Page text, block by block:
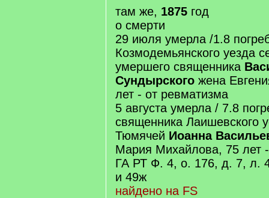
там же, 1875 год
о смерти
29 июля умерла /1.8
Козмодемьянского уезда
умершего священника
Сундырского жена
лет - от ревматизма
5 августа умерла / 7.8
священника Лаишевского
Тюмячей Иоанна
Мария Михайлова, 75 лет -
ГА РТ Ф. 4, о. 176, д. 7, л.
и 49ж
найдено на FS